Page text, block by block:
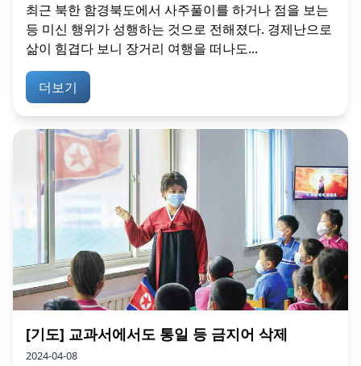
최근 북한 함경북도에서 사주풀이를 하거나 점을 보는
등 미신 행위가 성행하는 것으로 전해졌다. 경제난으로
삶이 힘겹다 보니 장거리 여행을 떠나도...
더보기
[기도] 교과서에서도 통일 등 금지어 삭제
2024-04-08